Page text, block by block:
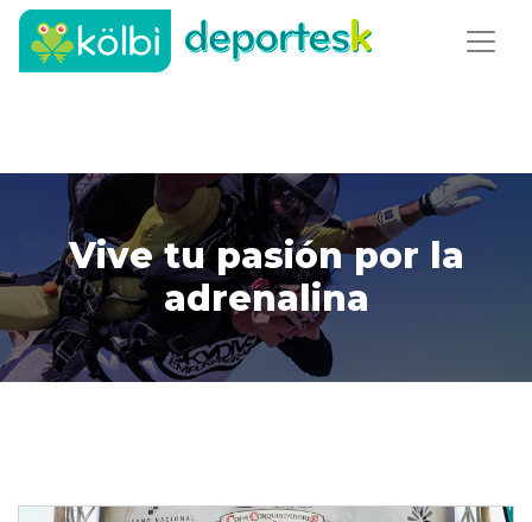
Vive tu pasión por la
adrenalina